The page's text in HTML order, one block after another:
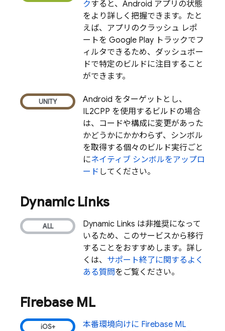
クすると、Android アプリの状態
をより詳しく把握できます。たと
えば、アプリのクラッシュ レポ
ートを Google Play トラックでフ
ィルタできるため、ダッシュボー
ドで特定のビルドに注目すること
ができます。
Android をターゲットとし、
IL2CPP を使用するビルドの場合
は、コードや構成に変更があった
かどうかにかかわらず、シンボル
を取得する個々のビルド実行ごと
にネイティブ シンボルをアップロ
ード してください。
Dynamic Links
Dynamic Links は非推奨になって
いるため、このサービスから移行
することをおすすめします。詳し
くは、 サポート終了に関するよく
ある質問をご覧ください。
Firebase ML
本番環境向けに Firebase ML